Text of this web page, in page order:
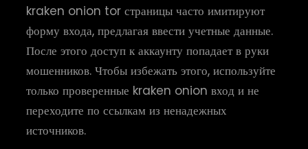
kraken onion tor страницы часто имитируют
форму входа, предлагая ввести учетные данные.
После этого доступ к аккаунту попадает в руки
мошенников. Чтобы избежать этого, используйте
только проверенные kraken onion вход и не
переходите по ссылкам из ненадежных
источников.